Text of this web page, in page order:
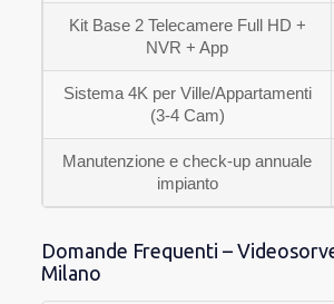
Kit Base 2 Telecamere Full HD +
NVR + App
Sistema 4K per Ville/Appartamenti
(3-4 Cam)
Manutenzione e check-up annuale
impianto
Domande Frequenti –
Milano